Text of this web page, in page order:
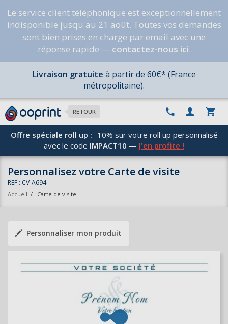
Le service client téléphonique est exceptionnellement
indisponible jusqu'au 21 août. Toutes vos demandes
sont bien prises en charge par email avec une
réponse rapide — contactez-nous ici.
Livraison gratuite à partir de 60€* (France
métropolitaine).
RETOUR
Offre spéciale roll up : -10% sur votre roll up personnalisé
avec le code IMPACT10 — J'en profite !
Personnalisez votre Carte de visite
REF : CV-A694
Accueil / Carte de visite
Personnaliser mon produit